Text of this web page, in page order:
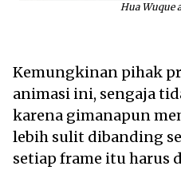
Hua Wuque
Kemungkinan pihak
animasi ini, sengaja
karena gimanapun
lebih sulit dibanding
setiap frame itu harus